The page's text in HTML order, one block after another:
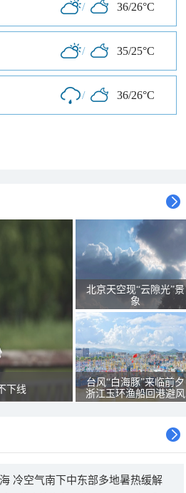
/ 36/26°C
/ 35/25°C
/ 36/26°C
下线
北京天空现“云隙光”景
象
台风“白海豚”来临前夕
浙江玉环渔船回港避风
冷空气南下中东部多地暑热缓解